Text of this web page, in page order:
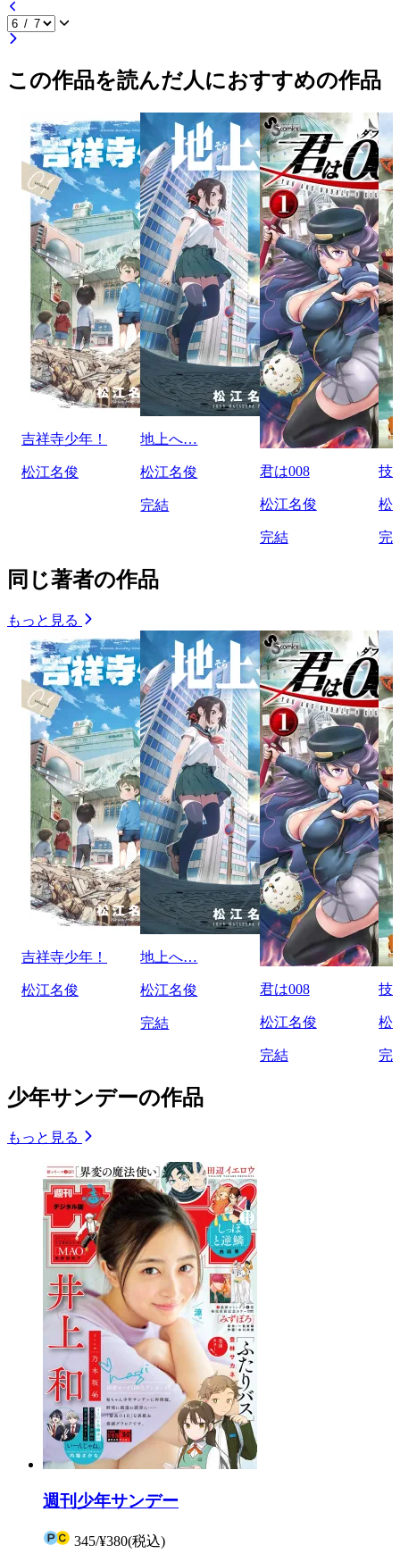
この作品を読んだ人におすすめの作品
吉祥寺少年！
松江名俊
地上へ…
松江名俊
完結
君は008
松江名俊
完結
技
松
完
同じ著者の作品
もっと見る
吉祥寺少年！
松江名俊
地上へ…
松江名俊
完結
君は008
松江名俊
完結
技
松
完
少年サンデーの作品
もっと見る
週刊少年サンデー
345/¥380(税込)